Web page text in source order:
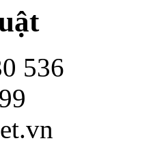
536